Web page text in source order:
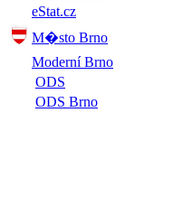
eStat.cz
M�sto Brno
Moderní Brno
ODS
ODS Brno